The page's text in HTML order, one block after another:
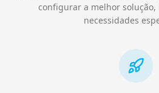
configurar a melhor
necessidades